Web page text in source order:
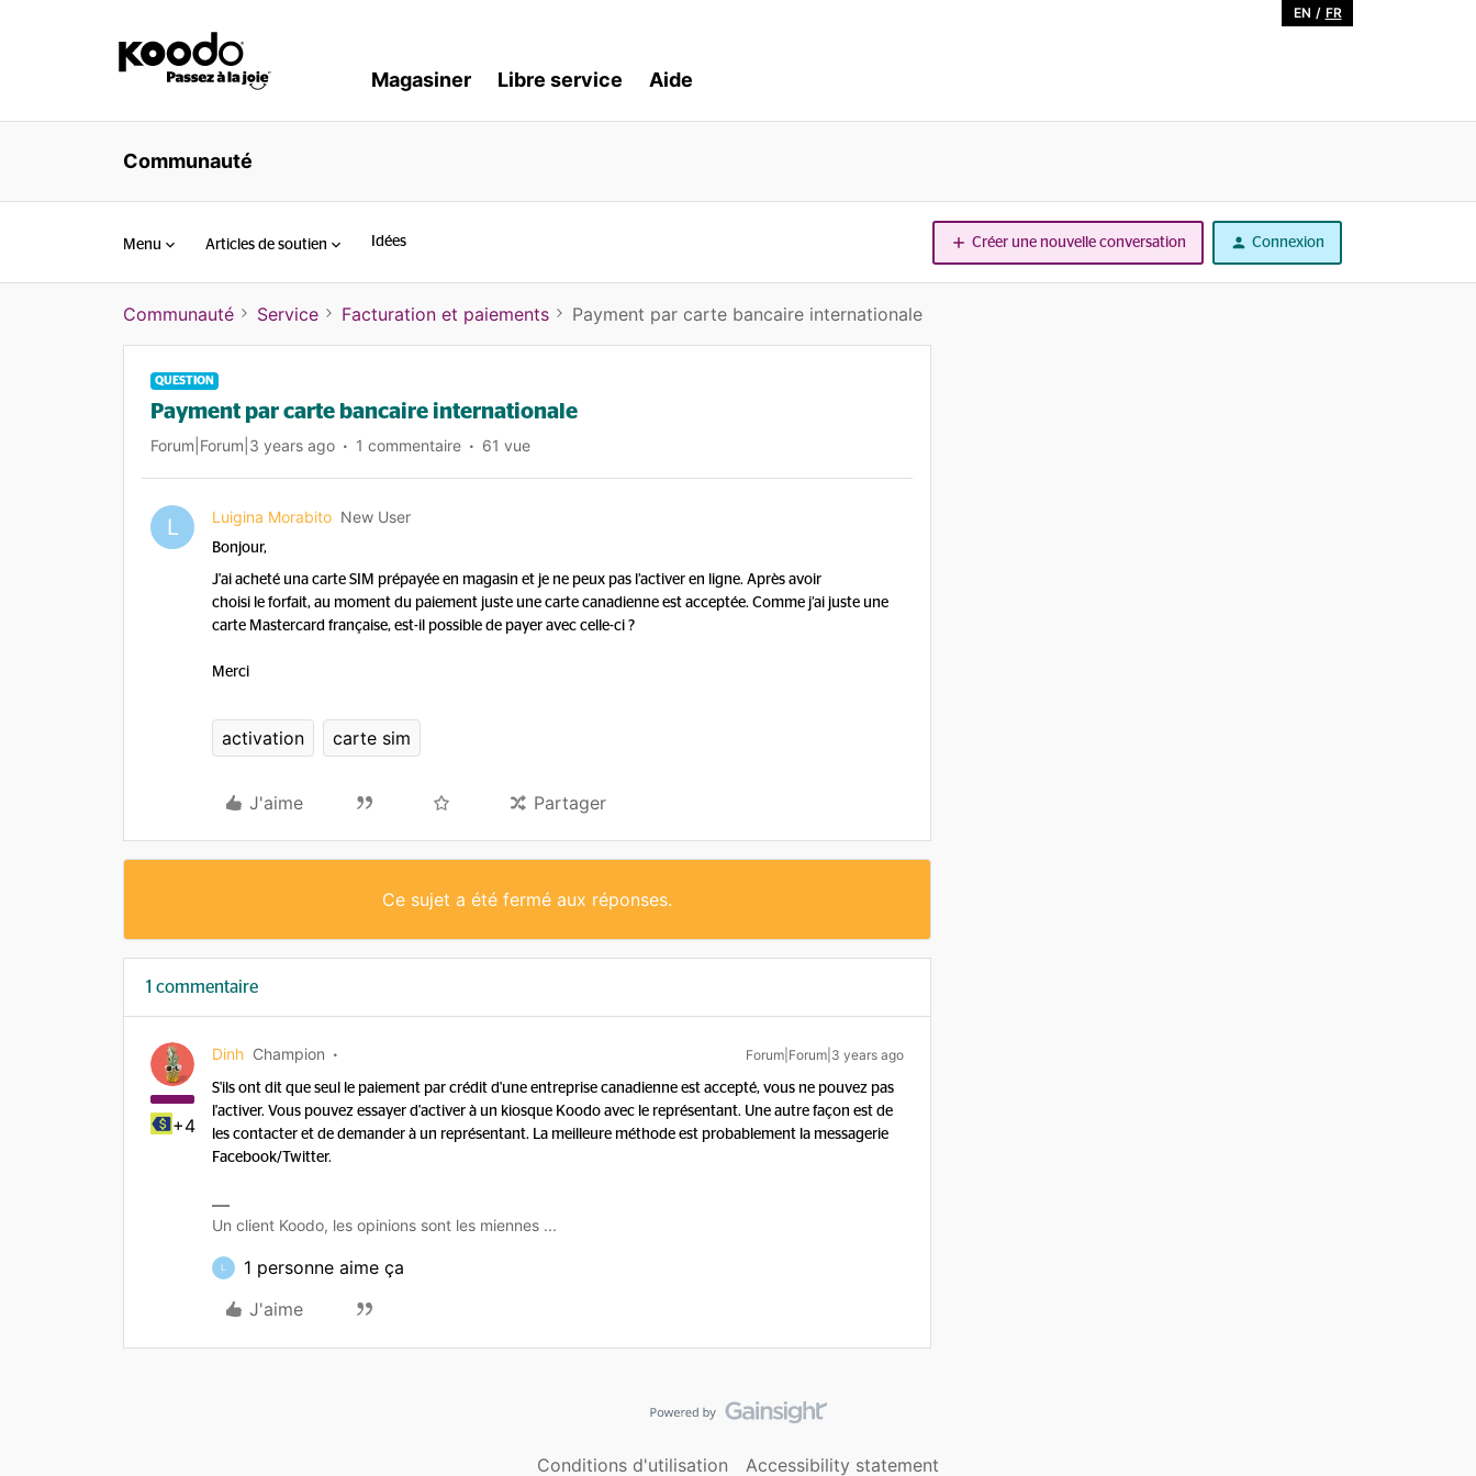
EN / FR
Magasiner Libre service Aide
Communauté
Menu Articles de soutien Idées Créer une nouvelle conversation Connexion
Communauté Service Facturation et paiements Payment par carte bancaire internationale
QUESTION
Payment par carte bancaire internationale
Forum|Forum|3 years ago 1 commentaire 61 vue
L Luigina Morabito New User
Bonjour,
J'ai acheté una carte SIM prépayée en magasin et je ne peux pas l’activer en ligne. Après avoir
choisi le forfait, au moment du paiement juste une carte canadienne est acceptée. Comme j’ai juste une
carte Mastercard française, est-il possible de payer avec celle-ci ?
Merci
activation carte sim
J'aime Partager
Ce sujet a été fermé aux réponses.
1 commentaire
+4
Dinh Champion Forum|Forum|3 years ago
S'ils ont dit que seul le paiement par crédit d'une entreprise canadienne est accepté, vous ne pouvez pas
l'activer. Vous pouvez essayer d'activer à un kiosque Koodo avec le représentant. Une autre façon est de
les contacter et de demander à un représentant. La meilleure méthode est probablement la messagerie
Facebook/Twitter.
Un client Koodo, les opinions sont les miennes ...
L
1 personne aime ça
J'aime
Conditions d'utilisation Accessibility statement